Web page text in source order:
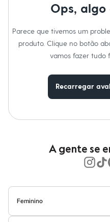
Shorts e Saias
Em alta
Dia dos Pais
Camisetas e Regatas
Casacos e Jaquetas
Bolsas e Mochilas
Óculos
Relógios
Botas
Ops,
Parece que tivemos um
produto. Clique no botão
vamos fazer tudo
Recarregar
A gente se
Feminino
BlusasCalçasVestidosSaias